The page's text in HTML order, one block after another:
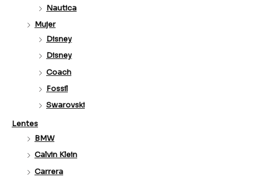
Nautica
Mujer
Disney
Disney
Coach
Fossil
Swarovski
Lentes
BMW
Calvin Klein
Carrera